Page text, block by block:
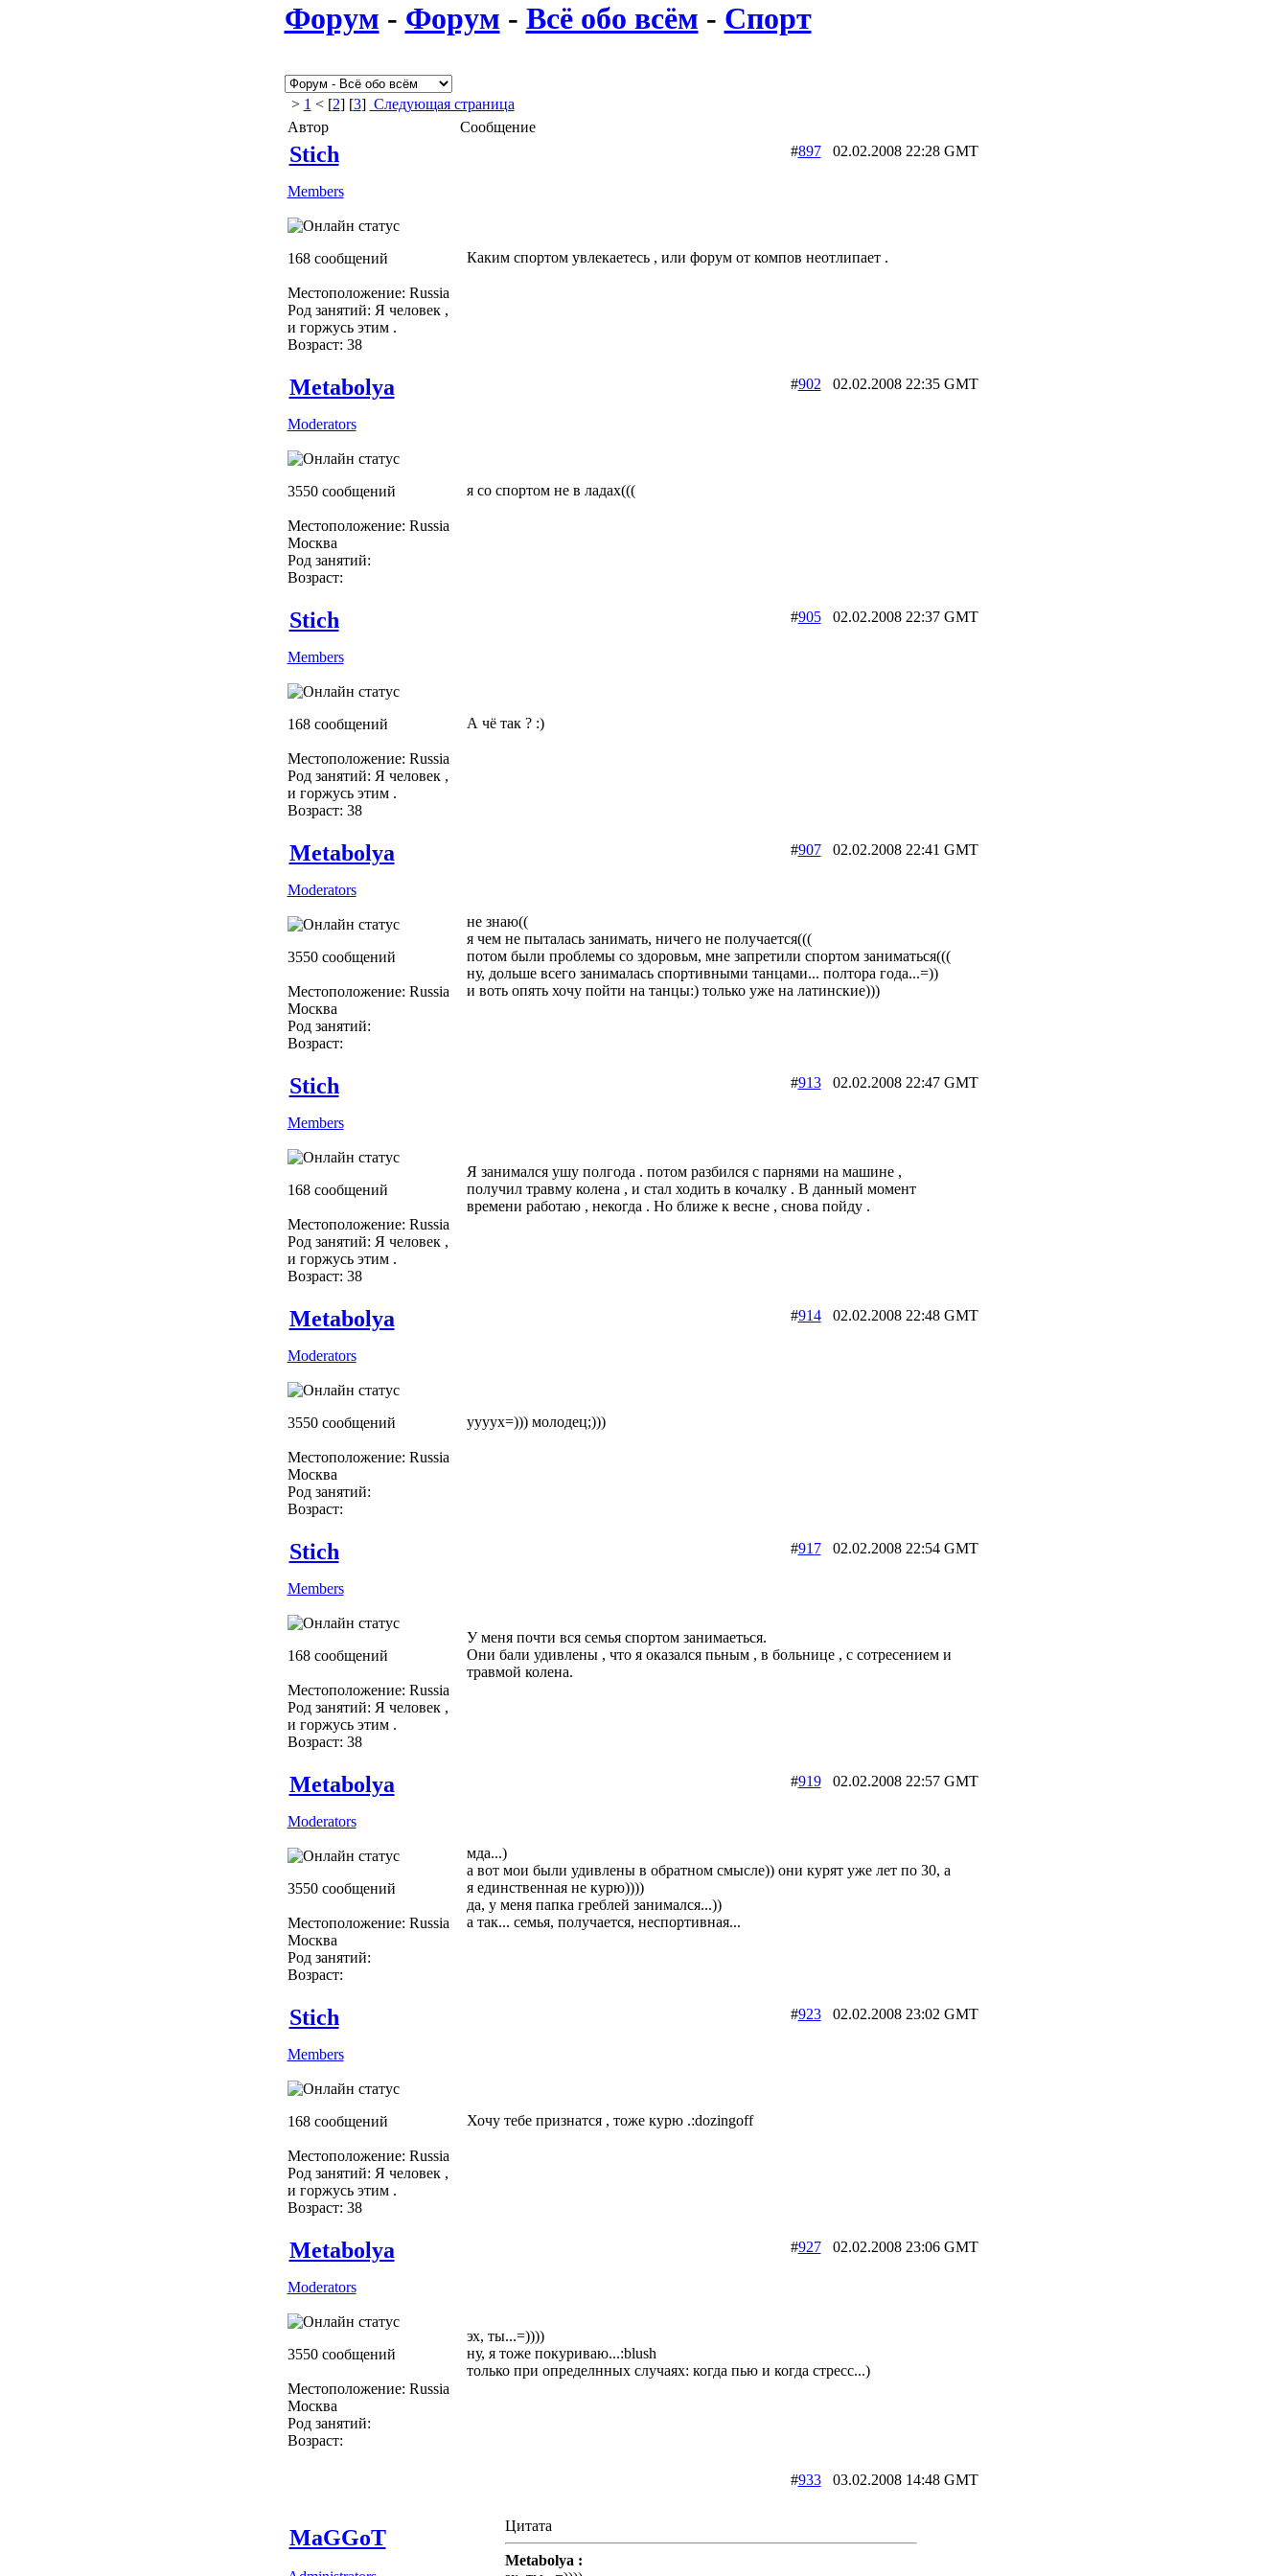
Форум - Форум - Всё обо всём - Спорт
> 1 < [2] [3] Следующая страница
Автор
Сообщение
Stich
Members
168 сообщений
Местоположение: Russia
Род занятий: Я человек ,
и горжусь этим .
Возраст: 38
#89702.02.2008 22:28 GMT
Каким спортом увлекаетесь , или форум от компов неотлипает .
Metabolya
Moderators
3550 сообщений
Местоположение: Russia
Москва
Род занятий:
Возраст:
#902 02.02.2008 22:35 GMT
я со спортом не в ладах(((
Stich
Members
168 сообщений
Местоположение: Russia
Род занятий: Я человек ,
и горжусь этим .
Возраст: 38
#90502.02.2008 22:37 GMT
А чё так ? :)
Metabolya
Moderators
3550 сообщений
Местоположение: Russia
Москва
Род занятий:
Возраст:
#90702.02.2008 22:41 GMT
не знаю((
я чем не пыталась занимать, ничего не получается(((
потом были проблемы со здоровьм, мне запретили спортом заниматься(((
ну, дольше всего занималась спортивными танцами... полтора года...=))
и воть опять хочу пойти на танцы:) только уже на латинские)))
Stich
Members
168 сообщений
Местоположение: Russia
Род занятий: Я человек ,
и горжусь этим .
Возраст: 38
#91302.02.2008 22:47 GMT
Я занимался ушу полгода . потом разбился с парнями на машине ,
получил травму колена , и стал ходить в кочалку . В данный момент
времени работаю , некогда . Но ближе к весне , снова пойду .
Metabolya
Moderators
3550 сообщений
Местоположение: Russia
Москва
Род занятий:
Возраст:
#91402.02.2008 22:48 GMT
уууух=))) молодец;)))
Stich
Members
168 сообщений
Местоположение: Russia
Род занятий: Я человек ,
и горжусь этим .
Возраст: 38
#91702.02.2008 22:54 GMT
У меня почти вся семья спортом занимаеться.
Они бали удивлены , что я оказался пьным , в больнице , с сотресением и
травмой колена.
Metabolya
Moderators
3550 сообщений
Местоположение: Russia
Москва
Род занятий:
Возраст:
#91902.02.2008 22:57 GMT
мда...)
а вот мои были удивлены в обратном смысле)) они курят уже лет по 30, а
я единственная не курю))))
да, у меня папка греблей занимался...))
а так... семья, получается, неспортивная...
Stich
Members
168 сообщений
Местоположение: Russia
Род занятий: Я человек ,
и горжусь этим .
Возраст: 38
#92302.02.2008 23:02 GMT
Хочу тебе признатся , тоже курю .:dozingoff
Metabolya
Moderators
3550 сообщений
Местоположение: Russia
Москва
Род занятий:
Возраст:
#92702.02.2008 23:06 GMT
эх, ты...=))))
ну, я тоже покуриваю...:blush
только при определнных случаях: когда пью и когда стресс...)
MaGGoT
#93303.02.2008 14:48 GMT
Цитата
Metabolya :